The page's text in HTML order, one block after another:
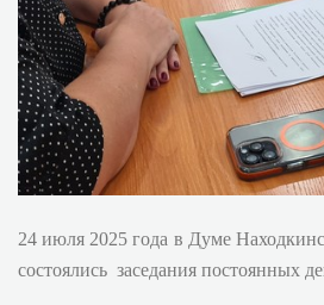
24 июля 2025 года в Думе
состоялись заседания постоянных